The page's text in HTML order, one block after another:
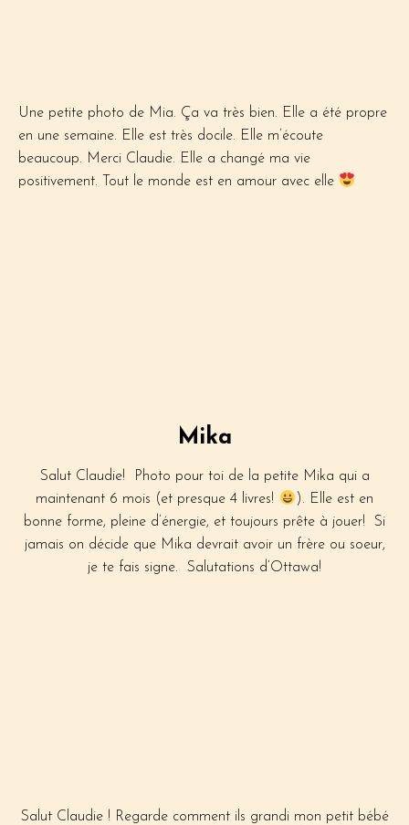
Une petite photo de Mia. Ça va très bien. Elle a été propre
en une semaine. Elle est très docile. Elle m’écoute
beaucoup. Merci Claudie. Elle a changé ma vie
positivement. Tout le monde est en amour avec elle
Mika
Salut Claudie! Photo pour toi de la petite Mika qui a
maintenant 6 mois (et presque 4 livres!
). Elle est en
bonne forme, pleine d’énergie, et toujours prête à jouer! Si
jamais on décide que Mika devrait avoir un frère ou soeur,
je te fais signe. Salutations d’Ottawa!
Salut Claudie ! Regarde comment ils grandi mon petit bébé